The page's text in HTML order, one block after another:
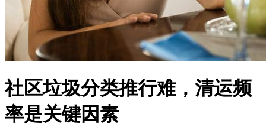
社区垃圾分类推行难，清运频
率是关键因素